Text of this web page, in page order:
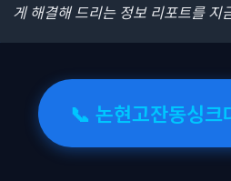
게 해결해 드리는 정보 리포트를 지
📞 논현고잔동싱